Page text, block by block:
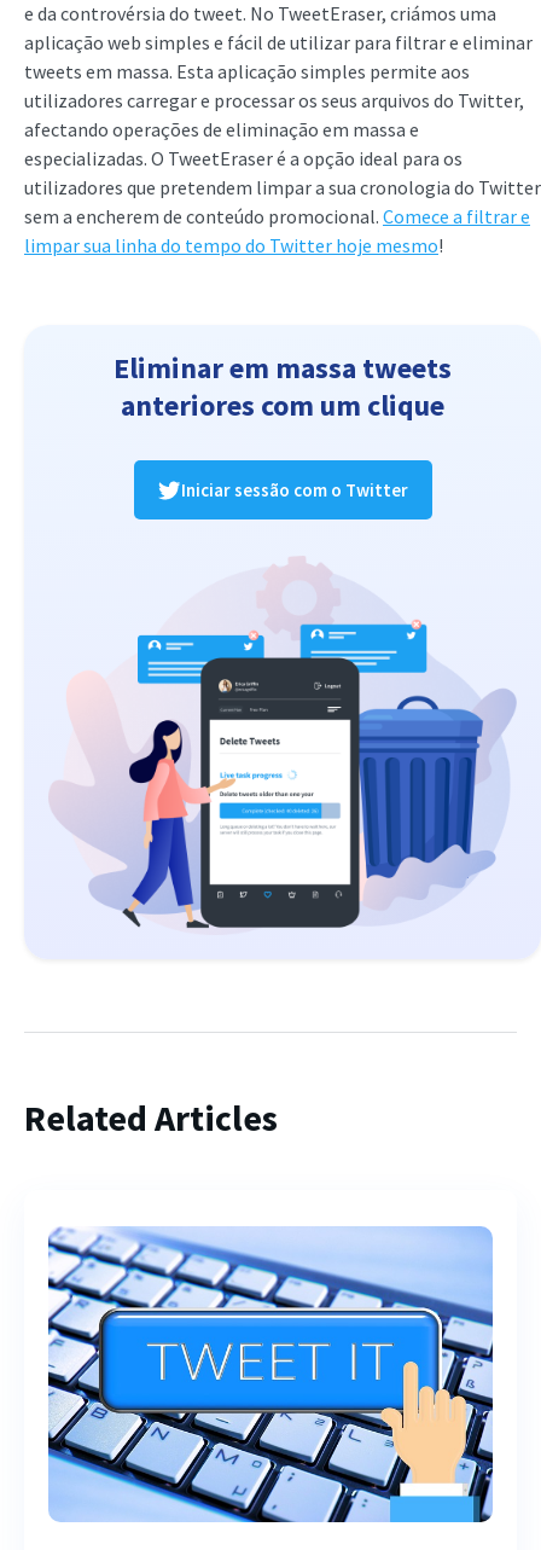
e da controvérsia do tweet. No TweetEraser, criámos uma
aplicação web simples e fácil de utilizar para filtrar e eliminar
tweets em massa. Esta aplicação simples permite aos
utilizadores carregar e processar os seus arquivos do Twitter,
afectando operações de eliminação em massa e
especializadas. O TweetEraser é a opção ideal para os
utilizadores que pretendem limpar a sua cronologia do Twitter
sem a encherem de conteúdo promocional. Comece a filtrar e
limpar sua linha do tempo do Twitter hoje mesmo!
Eliminar em massa tweets
anteriores com um clique
Iniciar sessão com o Twitter
Related Articles